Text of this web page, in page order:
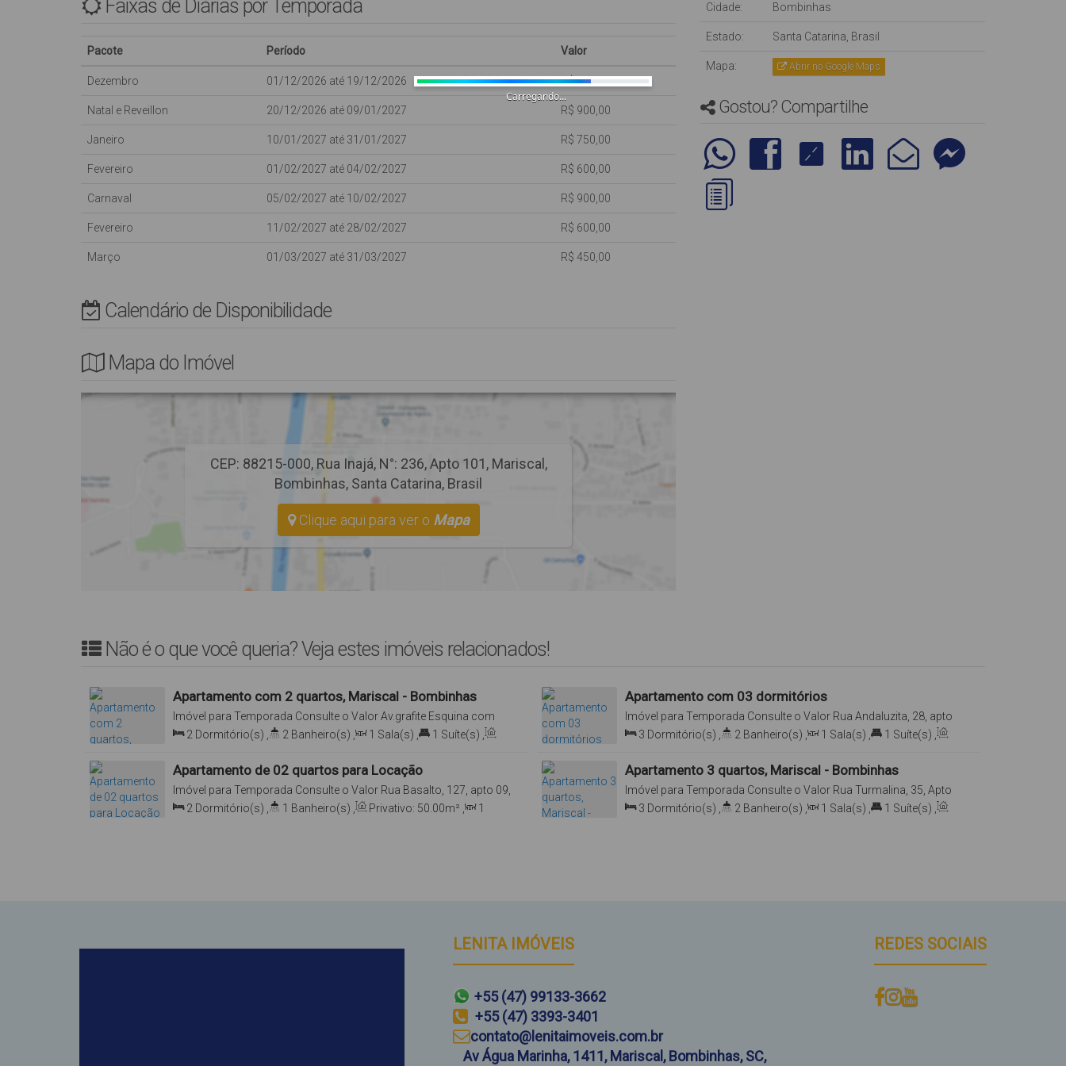
01 vaga de garagem coberta com portão eletrônico,
INCLUSA NO VALOR DA DIÁRIA),
Não aceitamos animais de estimação.
Com capacidade para 05 pessoas.
Crianças de qualquer idade são bem vindas, porém dentro da capacidade máxima do imóvel, não dispomos de camas
Não Fornecemos Roupas de Cama e utensílios de Praia (cadeiras e guarda-sol).
* Rua Pavimentada, Edifício sem Elevador.
*AVISO* As vagas de garagem são destinadas a veículos de passeio, se você possui um veículo tipo utilitário, SUV ou
Camionetas consulte com nossa equipe para evitar inconvenientes em sua chegada.
Faixas de Diárias por Temporada
Pacote Período Valor
Dezembro 01/12/2026 até 19/12/2026 R$ 450,00
Natal e Reveillon 20/12/2026 até 09/01/2027 R$ 900,00
Janeiro 10/01/2027 até 31/01/2027 R$ 750,00
Fevereiro 01/02/2027 até 04/02/2027 R$ 600,00
Carnaval 05/02/2027 até 10/02/2027 R$ 900,00
Fevereiro 11/02/2027 até 28/02/2027 R$ 600,00
Março 01/03/2027 até 31/03/2027 R$ 450,00
Calendário de Disponibilidade
Mapa do Imóvel
CEP: 88215-000, Rua Inajá, N°: 236,Apto 101, Mariscal,
Bombinhas, Santa Catarina, Brasil
Clique aqui para ver o Mapa
Cidade: Bombinhas
Estado: Santa Catarina, Brasil
Mapa: Abrir no Google Maps
Gostou? Compartilhe
Não é o que você queria? Veja estes imóveis relacionados!
Apartamento com 2 quartos, Mariscal - Bombinhas
Consulte o Valor
Imóvel para Temporada
Av.grafite Esquina com
Rua Fenecita, 348, Apto 01, 88215-000, Mariscal, Bombinhas, Santa
2 Dormitório(s) 2 Banheiro(s) 1 Sala(s) 1 Suíte(s)
Apartamento com 03 dormitórios
Consulte o Valor
Imóvel para Temporada
Rua Andaluzita, 28, apto
201, 88215-000, Mariscal, Bombinhas, Santa Catarina, Brasil
3 Dormitório(s) 2 Banheiro(s) 1 Sala(s) 1 Suíte(s)
Apartamento de 02 quartos para Locação
Consulte o Valor
Imóvel para Temporada
Rua Basalto, 127, apto 09,
88215-000, Mariscal, Bombinhas, Santa Catarina, Brasil
2 Dormitório(s) 1 Banheiro(s) Privativo: 50 .00m²
1
Apartamento 3 quartos, Mariscal - Bombinhas
Consulte o Valor
Imóvel para Temporada
Rua Turmalina, 35, Apto
302, 88215-000, Mariscal, Bombinhas, Santa Catarina, Brasil
3 Dormitório(s) 2 Banheiro(s) 1 Sala(s) 1 Suíte(s)
LENITA IMÓVEIS
+55 (47) 99133-3662
+55 (47) 3393-3401
contato@lenitaimoveis.com.br
Av Água Marinha, 1411, Mariscal, Bombinhas, SC,
REDES SOCIAIS
Carregando...